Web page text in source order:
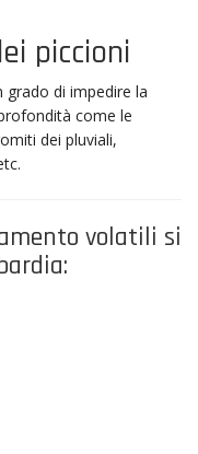
piccioni
di impedire la
come le
dei pluviali,
volatili si